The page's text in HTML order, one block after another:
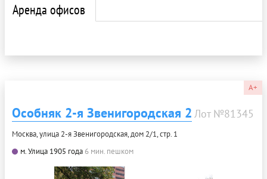
Аренда офисов
A+
Особняк 2-я Звенигородская 2 Лот №81345
Москва, улица 2-я Звенигородская, дом 2/1, стр. 1
м. Улица 1905 года 6 мин. пешком